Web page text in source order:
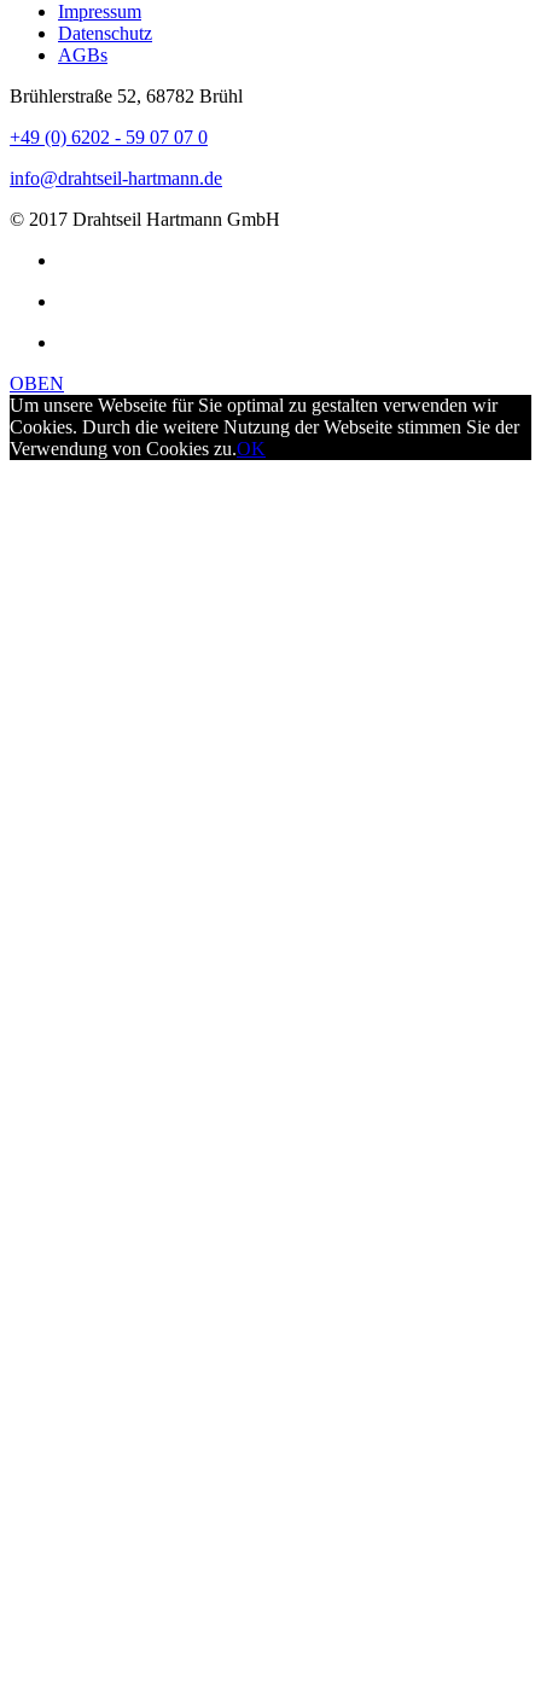
Impressum
Datenschutz
AGBs
Brühlerstraße 52, 68782 Brühl
+49 (0) 6202 - 59 07 07 0
info@drahtseil-hartmann.de
© 2017 Drahtseil Hartmann GmbH
OBEN
Um unsere Webseite für Sie optimal zu gestalten verwenden wir
Cookies. Durch die weitere Nutzung der Webseite stimmen Sie der
Verwendung von Cookies zu.OK